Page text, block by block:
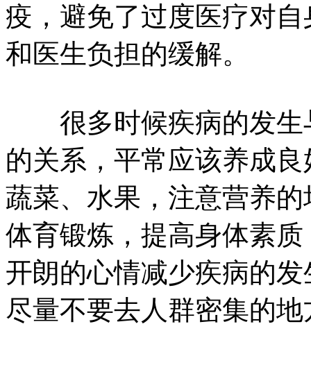
疫，避免了过度医疗对
和医生负担的缓解。
很多时候疾病的发生
的关系，平常应该养成
蔬菜、水果，注意营养
体育锻炼，提高身体素
开朗的心情减少疾病的
尽量不要去人群密集的